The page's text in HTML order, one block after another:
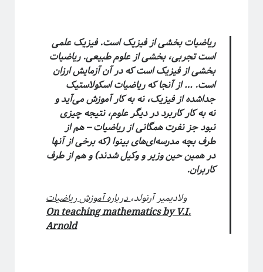
آموزش ریاضی
اختر فیزیک
اسرار کوانتومی
اهداف سیتپور
ریاضیات بخشی از فیزیک است. فیزیک علمی
است تجربی، بخشی از علوم طبیعی. ریاضیات
بخشی از فیزیک است که در آن آزمایش ارزان
است. … از آنجا که ریاضیات اسکولاستیک
جداشده از فیزیک، نه به کار آموزش می‌آید و
نه به کار کاربرد در دیگر علوم، نتیجه چیزی
نبود جز نفرت همگانی از ریاضیات – هم از
طرف بچه مدرسه‌ای‌های بینوا (که برخی از آنها
در همین حین وزیر و وکیل شدند) و هم از طرف
کاربران.
ولادیمیر آرنولد،درباره آموزش ریاضیات
On teaching mathematics by V.I.
Arnold